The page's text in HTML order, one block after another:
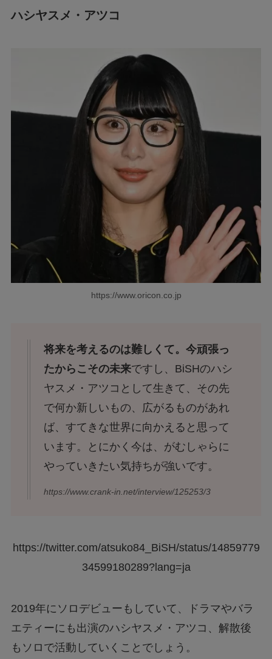
ハシヤスメ・アツコ
https://www.oricon.co.jp
将来を考えるのは難しくて。今頑張っ
たからこその未来ですし、BiSHのハシ
ヤスメ・アツコとして生きて、その先
で何か新しいもの、広がるものがあれ
ば、すてきな世界に向かえると思って
います。とにかく今は、がむしゃらに
やっていきたい気持ちが強いです。
https://www.crank-in.net/interview/125253/3
https://twitter.com/atsuko84_BiSH/status/14859779
34599180289?lang=ja
2019年にソロデビューもしていて、ドラマやバラ
エティーにも出演のハシヤスメ・アツコ、解散後
もソロで活動していくことでしょう。